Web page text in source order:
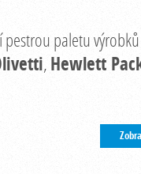
paletu
, Hewlett